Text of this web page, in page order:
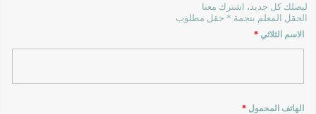
ليصلك كل جديد، اشترك معنا
الحقل المعلم بنجمة * حقل مطلوب
الاسم الثلاثي*
الهاتف المحمول*